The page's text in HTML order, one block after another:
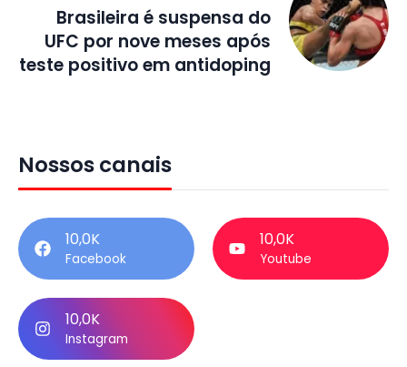
Brasileira é suspensa do
UFC por nove meses após
teste positivo em antidoping
Nossos canais
10,0K
Facebook
10,0K
Youtube
10,0K
Instagram